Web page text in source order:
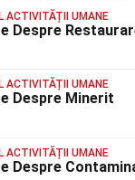
ACTIVITĂȚII UMANE
Despre
ACTIVITĂȚII UMANE
Despre Minerit
ACTIVITĂȚII UMANE
Despre